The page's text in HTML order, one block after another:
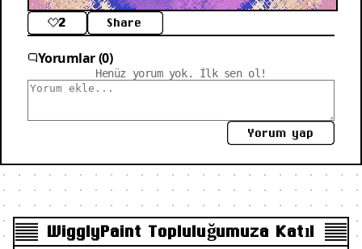
2 Share
Yorumlar (0)
Henüz yorum yok. İlk sen ol!
Yorum yap
WigglyPaint Topluluğumuza Katıl